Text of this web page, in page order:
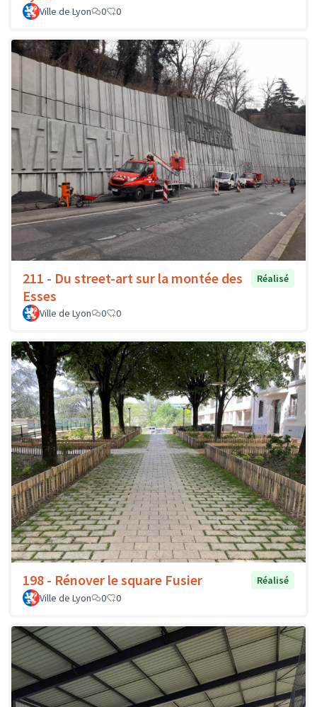
Ville de Lyon 0 0
211 - Du street-art sur la montée des
Esses
Réalisé
Ville de Lyon 0 0
198 - Rénover le square Fusier
Réalisé
Ville de Lyon
0 0